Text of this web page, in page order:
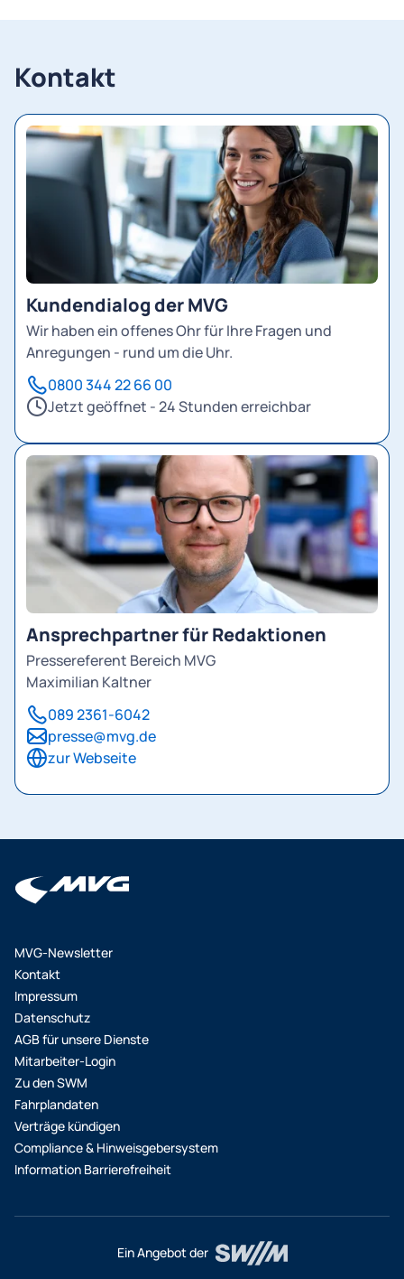
Kontakt
Kundendialog der MVG
Wir haben ein offenes Ohr für Ihre Fragen und
Anregungen - rund um die Uhr.
0800 344 22 66 00
Jetzt geöffnet - 24 Stunden erreichbar
Ansprechpartner für Redaktionen
Pressereferent Bereich MVG
Maximilian Kaltner
089 2361-6042
presse@mvg.de
zur Webseite
MVG-Newsletter
Kontakt
Impressum
Datenschutz
AGB für unsere Dienste
Mitarbeiter-Login
Zu den SWM
Fahrplandaten
Verträge kündigen
Compliance & Hinweisgebersystem
Information Barrierefreiheit
Ein Angebot der